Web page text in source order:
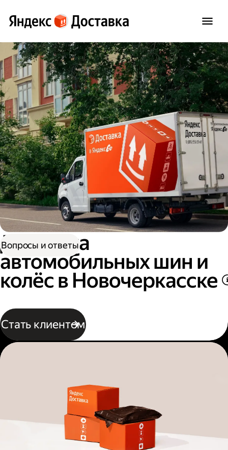
Доставка
автомобильных шин и
колёс в Новочеркасске
Стать клиентом
Вопросы и ответы